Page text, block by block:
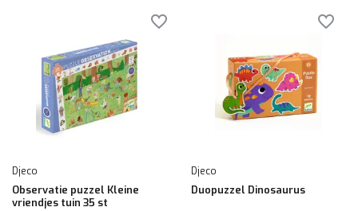
Djeco
Observatie puzzel Kleine
vriendjes tuin 35 st
Djeco
Duopuzzel Dinosaurus